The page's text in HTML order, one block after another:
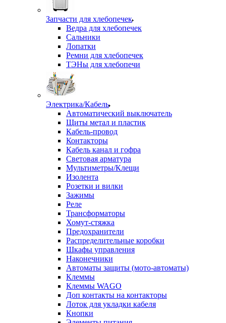
Запчасти для хлебопечек
Ведра для хлебопечек
Сальники
Лопатки
Ремни для хлебопечек
ТЭНы для хлебопечи
Электрика/Кабель
Автоматический выключатель
Щиты метал и пластик
Кабель-провод
Контакторы
Кабель канал и гофра
Световая арматура
Мультиметры/Клещи
Изолента
Розетки и вилки
Зажимы
Реле
Трансформаторы
Хомут-стяжка
Предохранители
Распределительные коробки
Шкафы управления
Наконечники
Автоматы защиты (мото-автоматы)
Клеммы
Клеммы WAGO
Доп контакты на контакторы
Лоток для укладки кабеля
Кнопки